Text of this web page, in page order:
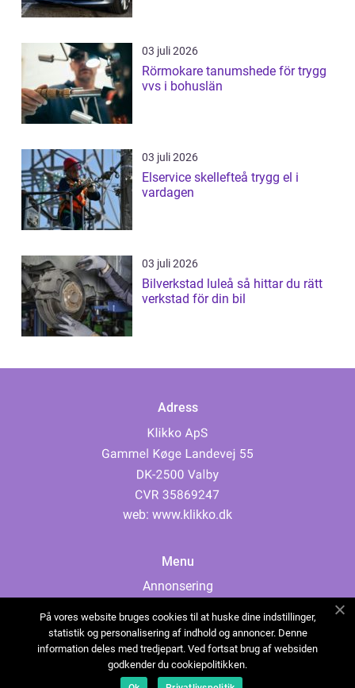
03 juli 2026
Rörmokare tanumshede för trygg
vvs i bohuslän
03 juli 2026
Elservice skellefteå trygg el i
vardagen
03 juli 2026
Bilverkstad luleå så hittar du rätt
verkstad för din bil
Adress
web: www.klikko.dk
Menu
Annonsering
Cookies
Kontakta oss
Sitemap
På vores website bruges cookies til at huske dine indstillinger,
statistik og personalisering af indhold og annoncer. Denne
information deles med tredjepart. Ved fortsat brug af websiden
godkender du cookiepolitikken.